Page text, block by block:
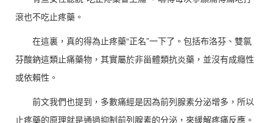
滾也不吃止疼藥。
在這裏，真的得為止疼藥“正名”一下了。包括布洛芬、雙氯
芬酸鈉這類止痛藥物，其實屬於非甾體類抗炎藥，並沒有成癮性
或依賴性。
前文我們也提到，多數痛經是因為前列腺素分泌增多，所以
止疼藥的原理就是通過抑制前列腺素的分泌，來緩解疼痛反應。